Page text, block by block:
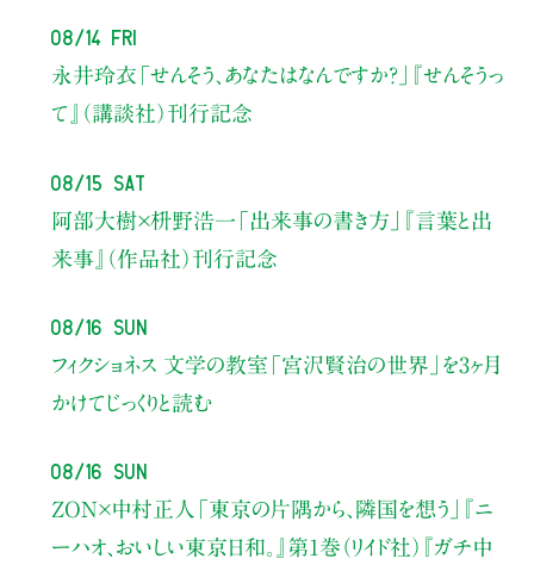
08/14 Fri
永井玲衣 「せんそう、あなたはなんですか？」
『せんそうっ
て』（講談社）刊行記念
08/15 Sat
阿部大樹×枡野浩一 「出来事の書き方」
『言葉と出
来事』（作品社）刊行記念
08/16 Sun
フィクショネス 文学の教室 「宮沢賢治の世界」を3ヶ月
かけてじっくりと読む
08/16 Sun
ZON×中村正人 「東京の片隅から、隣国を想う」
『ニ
ーハオ、おいしい東京日和。』第1巻（リイド社）
『ガチ中